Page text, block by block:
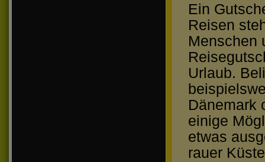
Ein
Reisen
Menschen
Urlaub.
Dänemark
einige
etwas
rauer